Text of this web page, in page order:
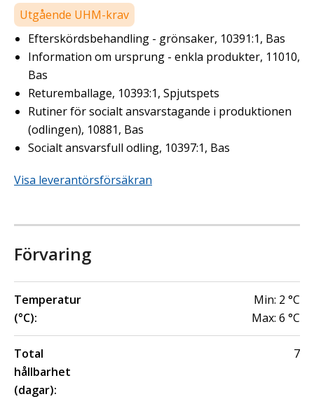
Utgående UHM-krav
Efterskördsbehandling - grönsaker, 10391:1, Bas
Information om ursprung - enkla produkter, 11010,
Bas
Returemballage, 10393:1, Spjutspets
Rutiner för socialt ansvarstagande i produktionen
(odlingen), 10881, Bas
Socialt ansvarsfull odling, 10397:1, Bas
Visa leverantörsförsäkran
Förvaring
Temperatur
(°C):
Min: 2 °C
Max: 6 °C
Total
hållbarhet
(dagar):
7